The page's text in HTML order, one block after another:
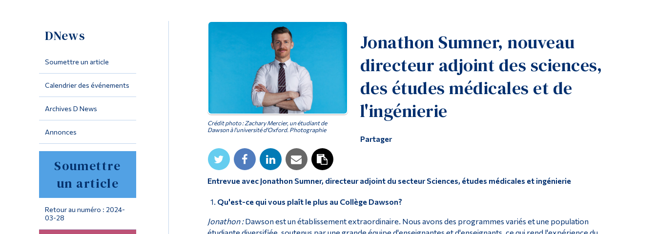
DNews
Soumettre un article
Calendrier des événements
Archives D News
Annonces
Soumettre
un article
Retour au numéro : 2024-
03-28
Crédit photo : Zachary Mercier, un étudiant de
Dawson à l'université d'Oxford. Photographie
Jonathon Sumner, nouveau
directeur adjoint des sciences,
des études médicales et de
l'ingénierie
Partager
Entrevue avec Jonathon Sumner, directeur adjoint du secteur Sciences, études médicales et ingénierie
Qu'est-ce qui vous plaît le plus au Collège Dawson?
Jonathon :Dawson est un établissement extraordinaire. Nous avons des programmes variés et une population
Menu principal
Programmes
Formation continue
Admissions
La vie à Dawson
Corps enseignant et personnel administratif